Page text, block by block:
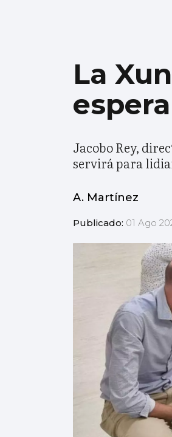
La
Jacobo Rey,
servirá para
A. Martínez
Publicado: 01 Ago